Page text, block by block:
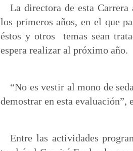
La directora de esta Carrera
los primeros años, en el que
éstos y otros temas sean
espera realizar al próximo año.
“No es vestir al mono de
demostrar en esta evaluación”,
Entre las actividades